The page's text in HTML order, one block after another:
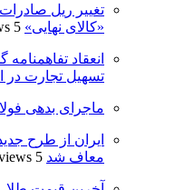
تغییر ریل
«کالای نهایی» 5 views
انعقاد
تسهیل تجارت در
ماجرای بدهی
ایران از طرح
معاف شد 5 views